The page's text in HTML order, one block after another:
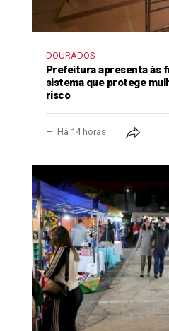
DOURADOS
Prefeitura apresenta às
sistema que protege
risco
Há 14 horas